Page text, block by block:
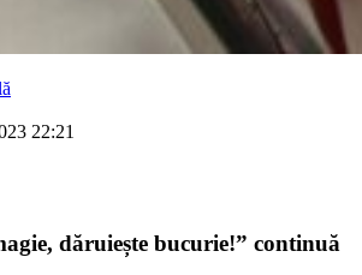
22:21
dăruiește bucurie!” continuă